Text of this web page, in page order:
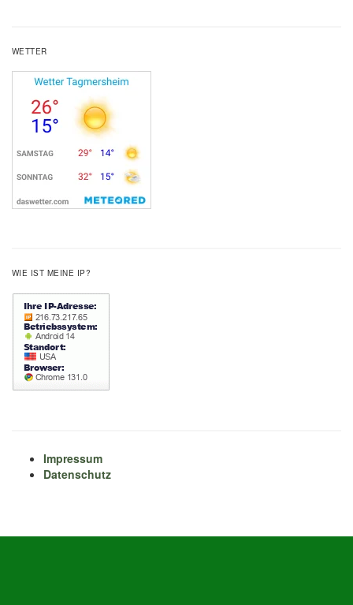
WETTER
WIE IST MEINE IP?
Impressum
Datenschutz